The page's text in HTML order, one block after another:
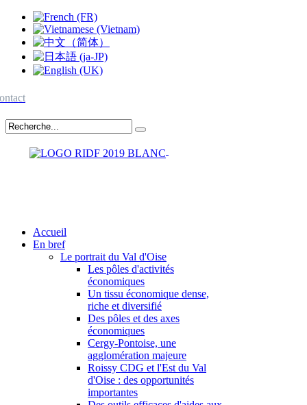
Accueil
En bref
Le portrait du Val d'Oise
Les pôles d'activités
économiques
Un tissu économique dense,
riche et diversifié
Des pôles et des axes
économiques
Cergy-Pontoise, une
agglomération majeure
Roissy CDG et l'Est du Val
d'Oise : des opportunités
importantes